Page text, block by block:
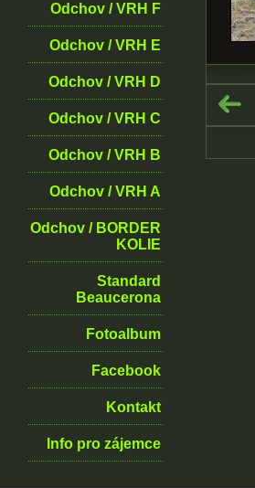
Odchov / VRH F
Odchov / VRH E
Odchov / VRH D
Odchov / VRH C
Odchov / VRH B
Odchov / VRH A
Odchov / BORDER
KOLIE
Standard
Beaucerona
Fotoalbum
Facebook
Kontakt
Info pro zájemce